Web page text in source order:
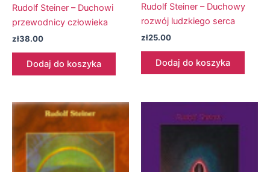
Rudolf Steiner – Duchowi
przewodnicy człowieka
zł38.00
Dodaj do koszyka
Rudolf Steiner – Duchowy
rozwój ludzkiego serca
zł25.00
Dodaj do koszyka